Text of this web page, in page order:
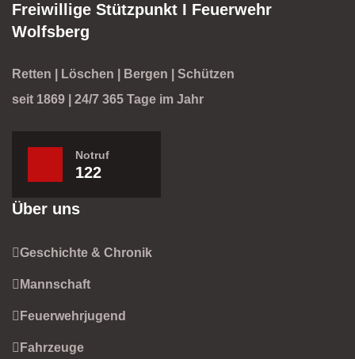
Freiwillige Stützpunkt I Feuerwehr
Wolfsberg
Retten | Löschen | Bergen | Schützen
seit 1869 | 24/7 365 Tage im Jahr
Notruf
122
Über uns
Geschichte & Chronik
Mannschaft
Feuerwehrjugend
Fahrzeuge